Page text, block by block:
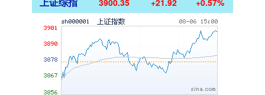
3900.35 +21.92 +0.57%